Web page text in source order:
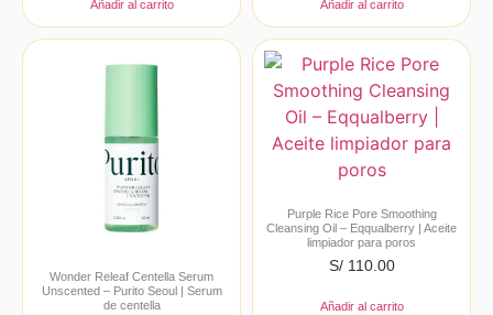
Añadir al carrito Añadir al carrito
Wonder Releaf Centella Serum
Unscented – Purito Seoul | Serum
de centella
Purple Rice Pore Smoothing
Cleansing Oil – Eqqualberry | Aceite
limpiador para poros
S/110.00
Añadir al carrito